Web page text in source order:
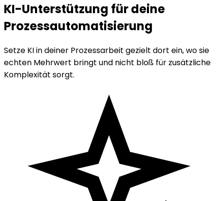
KI-Unterstützung für deine
Prozessautomatisierung
Setze KI in deiner Prozessarbeit gezielt dort ein, wo sie
echten Mehrwert bringt und nicht bloß für zusätzliche
Komplexität sorgt.